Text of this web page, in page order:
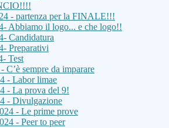
- partenza per la FINALE!!!
Abbiamo il logo... e che logo!!
Candidatura
Preparativi
Test
C’è sempre da imparare
- Labor limae
- La prova del 9!
- Divulgazione
- Le prime prove
- Peer to peer